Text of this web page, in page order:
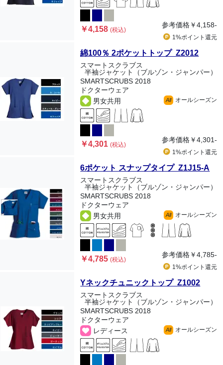
￥4,158(税込)
参考価格￥4,158-
1%ポイント 還元
綿100％ 2ポケットトップ Z2012
スマートスクラブス
半袖ジャケット（ブルゾン・ジャンパー）
SMARTSCRUBS 2018
ドクターウェア
男女共用
All オールシーズン
￥4,301(税込)
参考価格￥4,301-
1%ポイント 還元
6ポケット スナップタイプ Z1J15-A
スマートスクラブス
半袖ジャケット（ブルゾン・ジャンパー）
SMARTSCRUBS 2018
ドクターウェア
男女共用
All オールシーズン
￥4,785(税込)
参考価格￥4,785-
1%ポイント 還元
Yネックチュニックトップ Z1002
スマートスクラブス
半袖ジャケット（ブルゾン・ジャンパー）
SMARTSCRUBS 2018
ドクターウェア
レディース
All オールシーズン